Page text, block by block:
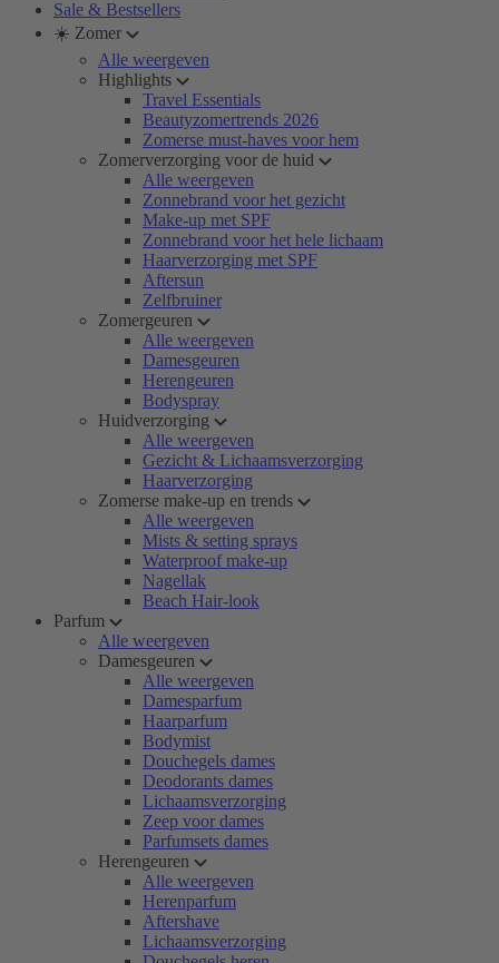
Sale & Bestsellers
☀️ Zomer
Alle weergeven
Highlights
Travel Essentials
Beautyzomertrends 2026
Zomerse must-haves voor hem
Zomerverzorging voor de huid
Alle weergeven
Zonnebrand voor het gezicht
Make-up met SPF
Zonnebrand voor het hele lichaam
Haarverzorging met SPF
Aftersun
Zelfbruiner
Zomergeuren
Alle weergeven
Damesgeuren
Herengeuren
Bodyspray
Huidverzorging
Alle weergeven
Gezicht & Lichaamsverzorging
Haarverzorging
Zomerse make-up en trends
Alle weergeven
Mists & setting sprays
Waterproof make-up
Nagellak
Beach Hair-look
Parfum
Alle weergeven
Damesgeuren
Alle weergeven
Damesparfum
Haarparfum
Bodymist
Douchegels dames
Deodorants dames
Lichaamsverzorging
Zeep voor dames
Parfumsets dames
Herengeuren
Alle weergeven
Herenparfum
Aftershave
Lichaamsverzorging